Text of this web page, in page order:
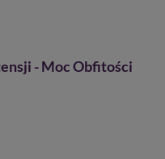
- Moc Obfitości